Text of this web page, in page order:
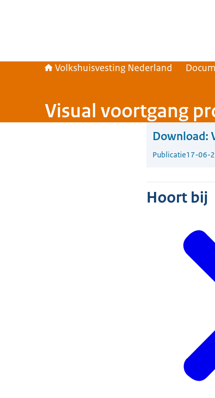
Volkshuisvesting Nederland
Visual voortgang
Download:
Publicatie17-06-
Hoort bij